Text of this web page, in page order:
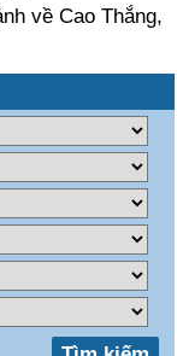
về Cao Thắng,